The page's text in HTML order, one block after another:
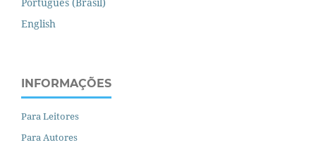
English
INFORMAÇÕES
Para Leitores
Para Autores